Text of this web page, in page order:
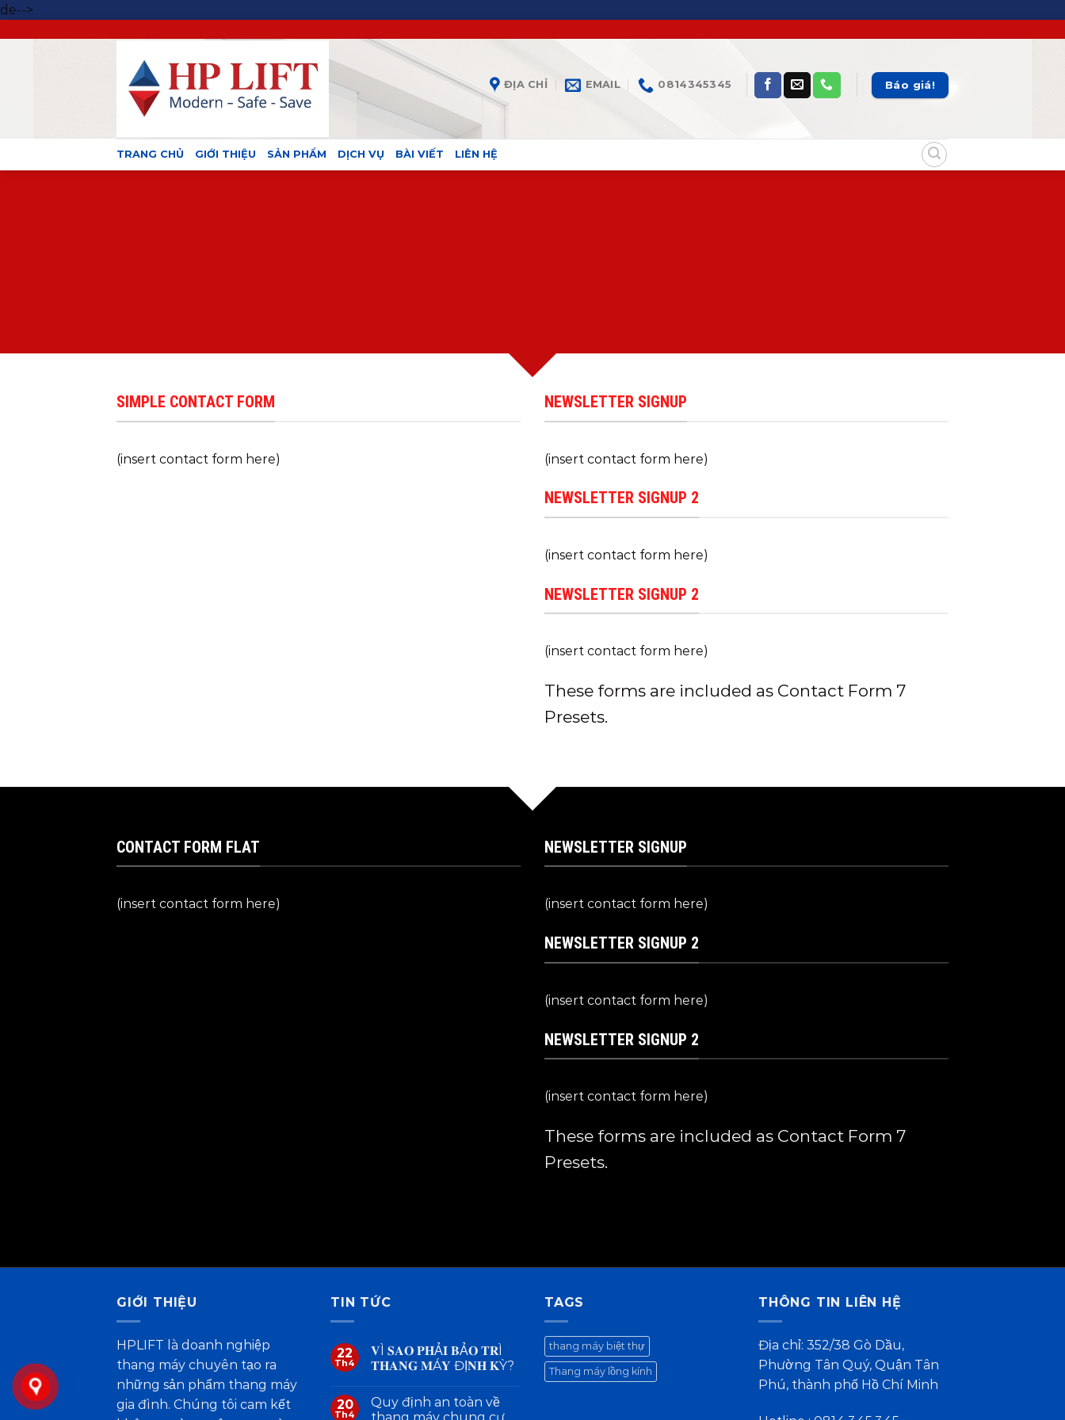
de-->
ĐỊA CHỈ EMAIL 0814345345 Báo giá!
TRANG CHỦ GIỚI THIỆU SẢN PHẨM DỊCH VỤ BÀI VIẾT LIÊN HỆ
SIMPLE CONTACT FORM
(insert contact form here)
NEWSLETTER SIGNUP
(insert contact form here)
NEWSLETTER SIGNUP 2
(insert contact form here)
NEWSLETTER SIGNUP 2
(insert contact form here)
These forms are included as Contact Form 7
Presets.
CONTACT FORM FLAT
(insert contact form here)
NEWSLETTER SIGNUP
(insert contact form here)
NEWSLETTER SIGNUP 2
(insert contact form here)
NEWSLETTER SIGNUP 2
(insert contact form here)
These forms are included as Contact Form 7
Presets.
GIỚI THIỆU
HPLIFT là doanh nghiệp
thang máy chuyên tạo ra
những sản phẩm thang máy
gia đình. Chúng tôi cam kết
TIN TỨC
22
Th4
𝐕Ì 𝐒𝐀𝐎 𝐏𝐇Ả𝐈 𝐁Ả𝐎 𝐓𝐑Ì
𝐓𝐇𝐀𝐍𝐆 𝐌Á𝐘 ĐỊ𝐍𝐇 𝐊Ỳ?
20
Th4
Quy định an toàn về
TAGS
thang máy biệt thự
Thang máy lồng kính
THÔNG TIN LIÊN HỆ
Địa chỉ: 352/38 Gò Dầu,
Phường Tân Quý, Quận Tân
Phú, thành phố Hồ Chí Minh